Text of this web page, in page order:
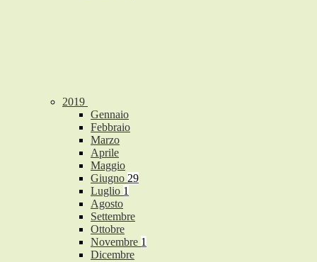
2019
Gennaio
Febbraio
Marzo
Aprile
Maggio
Giugno 29
Luglio 1
Agosto
Settembre
Ottobre
Novembre 1
Dicembre